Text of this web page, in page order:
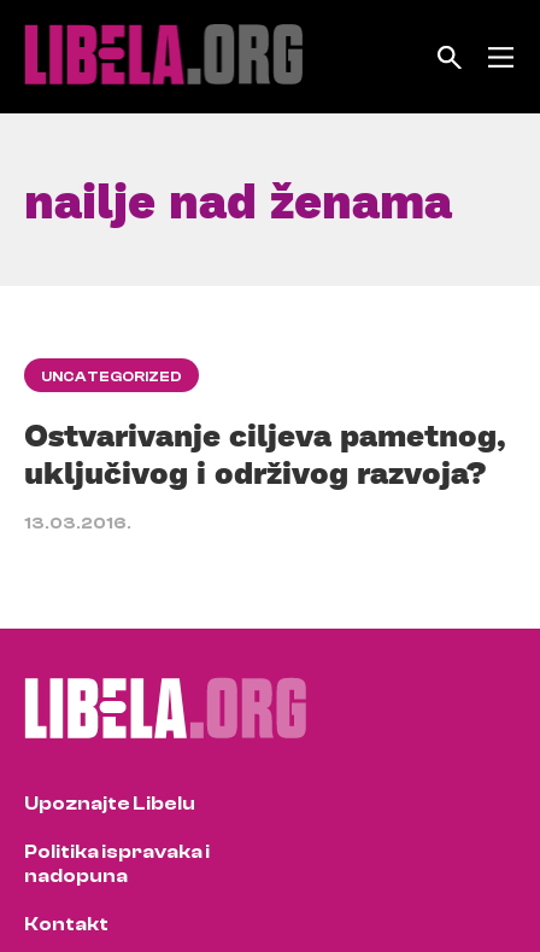
nailje nad ženama
UNCATEGORIZED
Ostvarivanje ciljeva pametnog,
uključivog i održivog razvoja?
13.03.2016.
Upoznajte Libelu
Politika ispravaka i
nadopuna
Kontakt